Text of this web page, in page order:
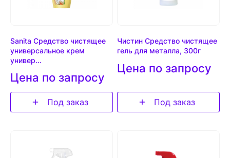
Sanita Средство чистящее
универсальное крем
универ...
Цена по запросу
Под заказ
Чистин Средство чистящее
гель для металла, 300г
Цена по запросу
Под заказ